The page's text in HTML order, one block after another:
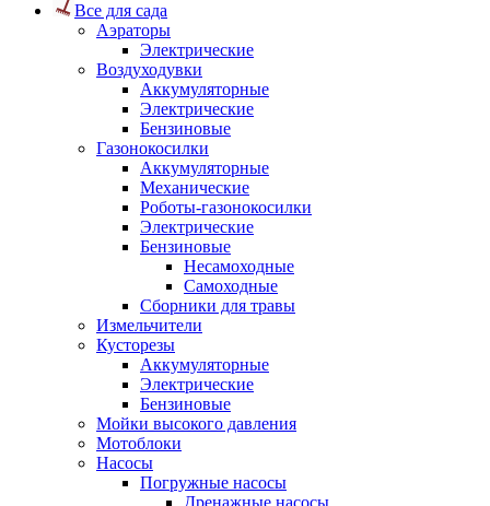
Все для сада
Аэраторы
Электрические
Воздуходувки
Аккумуляторные
Электрические
Бензиновые
Газонокосилки
Аккумуляторные
Механические
Роботы-газонокосилки
Электрические
Бензиновые
Несамоходные
Самоходные
Сборники для травы
Измельчители
Кусторезы
Аккумуляторные
Электрические
Бензиновые
Мойки высокого давления
Мотоблоки
Насосы
Погружные насосы
Дренажные насосы